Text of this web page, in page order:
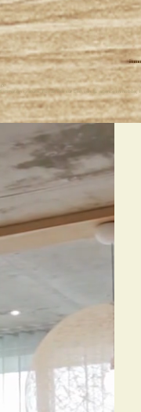
gratuite. Forfait fixe sur bien vendu. agence immobilier,